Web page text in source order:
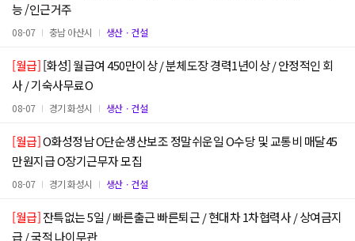
능 /인근거주
08-07 충남 아산시 생산ㆍ건설
[월급]
사 / 기숙사무료O
08-07 경기 화성시 생산ㆍ건설
[월급]
만원지급 O장기근무자 모집
08-07 경기 화성시 생산ㆍ건설
[월급]
급 / 국적 나이무관